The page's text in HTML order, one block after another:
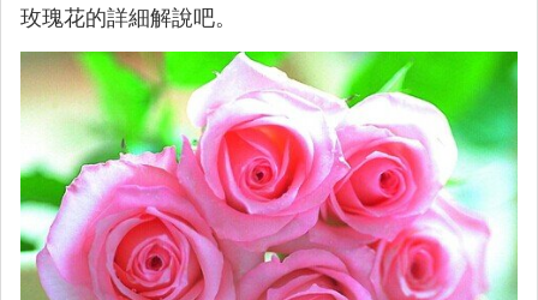
玫瑰花的詳細解說吧。